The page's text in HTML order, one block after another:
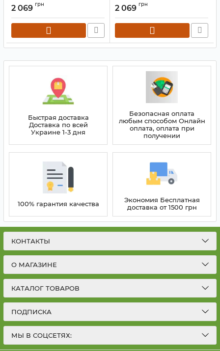
Артикул: 9140234
2 069 грн
№2
Артикул: 9140243
2 069 грн
Быстрая доставка
Доставка по всей
Украине 1-3 дня
Безопасная оплата
любым способом Онлайн
оплата, оплата при
получении
100% гарантия качества
Экономия Бесплатная
доставка от 1500 грн
КОНТАКТЫ
О МАГАЗИНЕ
КАТАЛОГ ТОВАРОВ
ПОДПИСКА
МЫ В СОЦСЕТЯХ: